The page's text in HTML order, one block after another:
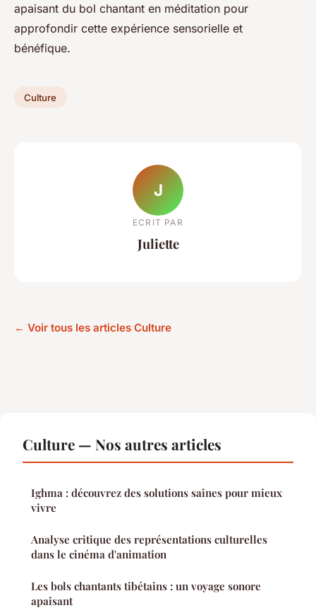
apaisant du bol chantant en méditation pour
approfondir cette expérience sensorielle et
bénéfique.
Culture
J
ECRIT PAR
Juliette
← Voir tous les articles Culture
Culture — Nos autres articles
Ighma : découvrez des solutions saines pour mieux
vivre
Analyse critique des représentations culturelles
dans le cinéma d'animation
Les bols chantants tibétains : un voyage sonore
apaisant